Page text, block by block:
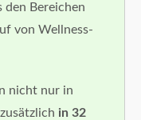
den Bereichen
von Wellness-
nicht nur in
in 32